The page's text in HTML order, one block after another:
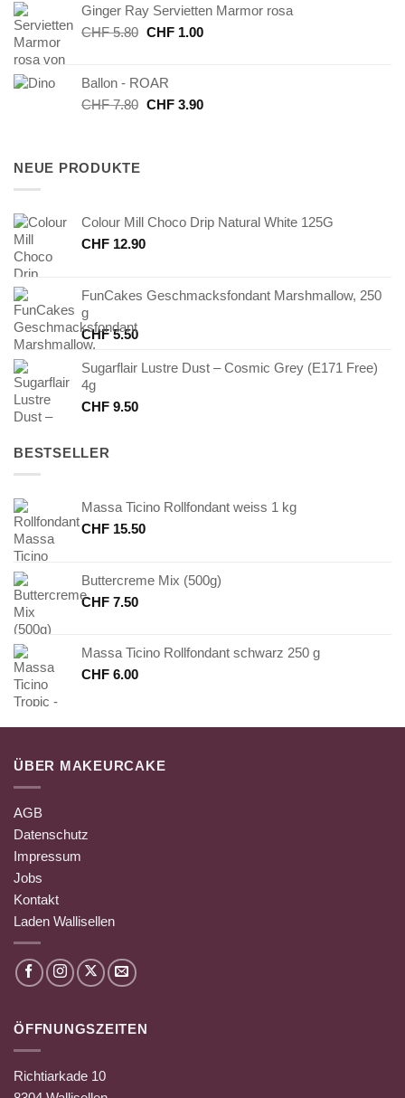
CHF 8.00CHF 4.00.
Ginger Ray Servietten Marmor rosa
CHF5.80 Ursprünglicher
CHF 5.80
CHF1.00Aktueller
Ballon - ROAR
CHF7.80 Ursprünglicher
CHF3.90Aktueller
NEUE PRODUKTE
Colour Mill Choco Drip Natural White 125G
CHF 12.90
FunCakes Geschmacksfondant Marshmallow, 250
g
CHF5.50
Sugarflair Lustre Dust – Cosmic Grey (E171 Free)
4g
CHF 9.50
BESTSELLER
Massa Ticino Rollfondant weiss 1 kg
CHF 15.50
Buttercreme Mix (500g)
CHF 7.50
Massa Ticino Rollfondant schwarz 250 g
CHF 6.00
ÜBER MAKEURCAKE
AGB
Datenschutz
Impressum
Jobs
Kontakt
Laden Wallisellen
ÖFFNUNGSZEITEN
Richtiarkade 10